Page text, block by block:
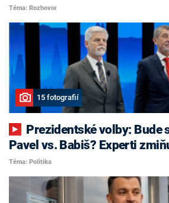
Téma: Rozhovor
15 fotografií
Pavel vs. Babiš? Experti
Téma: Politika